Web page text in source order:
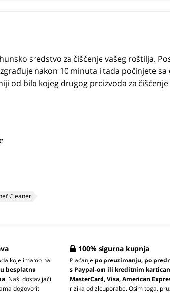
sredstvo za čišćenje vašeg roštilja.
nakon 10 minuta i tada počinjete
od bilo kojeg drugog proizvoda za
Cleaner
koje imamo na
besplatnu
. Naši dostavljači
dogovoriti
100% sigurna kupnja
Plaćanje po preuzimanju, po
s Paypal-om ili kreditnim
MasterCard, Visa, American
rizika od zlouporabe. Osim toga,